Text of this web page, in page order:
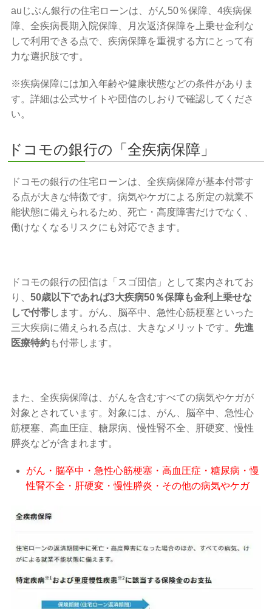
auじぶん銀行の住宅ローンは、がん50％保障、4疾病保
障、全疾病長期入院保障、月次返済保障を上乗せ金利な
しで利用できる点で、疾病保障を重視する方にとって有
力な選択肢です。
※疾病保障には加入年齢や健康状態などの条件がありま
す。詳細は公式サイトや団信のしおりで確認してくださ
い。
ドコモの銀行の「全疾病保障」
ドコモの銀行の住宅ローンは、全疾病保障が基本付帯す
る点が大きな特徴です。病気やケガによる所定の就業不
能状態に備えられるため、死亡・高度障害だけでなく、
働けなくなるリスクにも対応できます。
ドコモの銀行の団信は「スゴ団信」として案内されてお
り、50歳以下であれば3大疾病50％保障も金利上乗せな
しで付帯します。がん、脳卒中、急性心筋梗塞といった
三大疾病に備えられる点は、大きなメリットです。 先進
医療特約も付帯します。
また、全疾病保障は、がんを含むすべての病気やケガが
対象とされています。対象には、がん、脳卒中、急性心
筋梗塞、高血圧症、糖尿病、慢性腎不全、肝硬変、慢性
膵炎などが含まれます。
がん・脳卒中・急性心筋梗塞・高血圧症・糖尿病・慢
性腎不全・肝硬変・慢性膵炎・その他の病気やケガ